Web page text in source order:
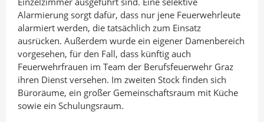
Alarmierung sorgt dafür, dass nur jene Feuerwehrleute
alarmiert werden, die tatsächlich zum Einsatz
ausrücken. Außerdem wurde ein eigener Damenbereich
vorgesehen, für den Fall, dass künftig auch
Feuerwehrfrauen im Team der Berufsfeuerwehr Graz
ihren Dienst versehen. Im zweiten Stock finden sich
Büroräume, ein großer Gemeinschaftsraum mit Küche
sowie ein Schulungsraum.